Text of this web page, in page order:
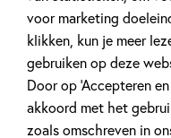
voor marketing
klikken, kun je meer
gebruiken op deze
Door op ‘Accepteren
akkoord met het
zoals omschreven in